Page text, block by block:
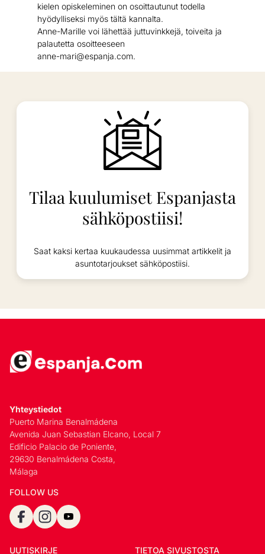
kielen opiskeleminen on osoittautunut todella
hyödylliseksi myös tältä kannalta.
Anne-Marille voi lähettää juttuvinkkejä, toiveita ja
palautetta osoitteeseen
anne-mari@espanja.com.
Tilaa kuulumiset Espanjasta
sähköpostiisi!
Saat kaksi kertaa kuukaudessa uusimmat artikkelit ja
asuntotarjoukset sähköpostiisi.
Yhteystiedot
Puerto Marina Benalmádena
Avenida Juan Sebastian Elcano, Local 7
Edificio Palacio de Poniente,
29630 Benalmádena Costa,
Málaga
FOLLOW US
UUTISKIRJE TIETOA SIVUSTOSTA